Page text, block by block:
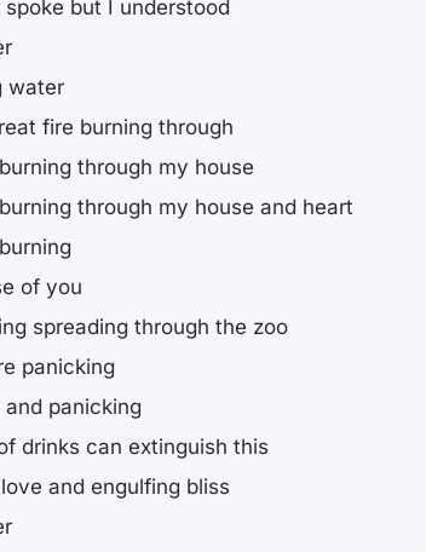
spoke but I understood
water
fire burning through
through my house
through my house and heart
of you
spreading through the zoo
panicking
and panicking
drinks can extinguish this
and engulfing bliss